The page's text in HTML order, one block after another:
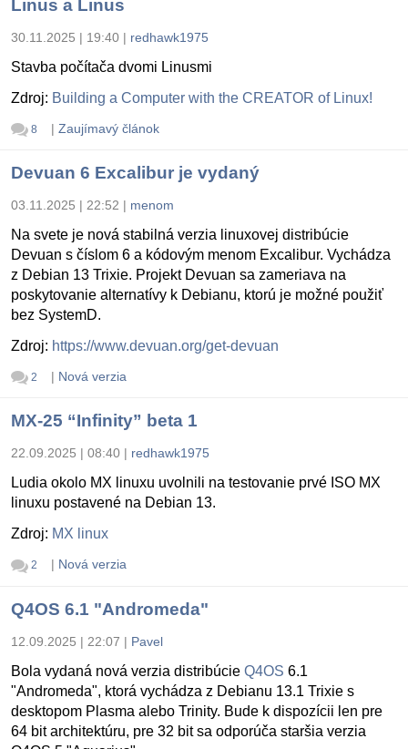
Linus a Linus
30.11.2025 | 19:40 | redhawk1975
Stavba počítača dvomi Linusmi
Zdroj: Building a Computer with the CREATOR of Linux!
8 | Zaujímavý článok
Devuan 6 Excalibur je vydaný
03.11.2025 | 22:52 | menom
Na svete je nová stabilná verzia linuxovej distribúcie
Devuan s číslom 6 a kódovým menom Excalibur. Vychádza
z Debian 13 Trixie. Projekt Devuan sa zameriava na
poskytovanie alternatívy k Debianu, ktorú je možné použiť
bez SystemD.
Zdroj: https://www.devuan.org/get-devuan
2 | Nová verzia
MX-25 “Infinity” beta 1
22.09.2025 | 08:40 | redhawk1975
Ludia okolo MX linuxu uvolnili na testovanie prvé ISO MX
linuxu postavené na Debian 13.
Zdroj: MX linux
2 | Nová verzia
Q4OS 6.1 "Andromeda"
12.09.2025 | 22:07 | Pavel
Bola vydaná nová verzia distribúcie Q4OS 6.1
"Andromeda", ktorá vychádza z Debianu 13.1 Trixie s
desktopom Plasma alebo Trinity. Bude k dispozícii len pre
64 bit architektúru, pre 32 bit sa odporúča staršia verzia